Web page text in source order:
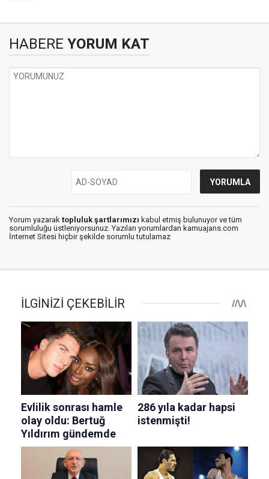
HABERE YORUM KAT
Yorum yazarak topluluk şartlarımızı kabul etmiş bulunuyor ve tüm
sorumluluğu üstleniyorsunuz. Yazılan yorumlardan kamuajans.com
İnternet Sitesi hiçbir şekilde sorumlu tutulamaz